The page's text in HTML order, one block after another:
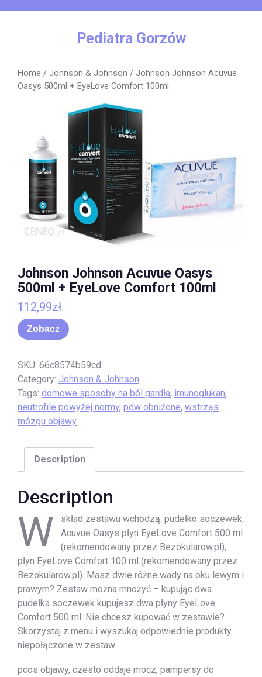
Pediatra Gorzów
Home / Johnson & Johnson / Johnson Johnson Acuvue
Oasys 500ml + EyeLove Comfort 100ml
Johnson Johnson Acuvue Oasys
500ml + EyeLove Comfort 100ml
112,99zł
Zobacz
SKU: 66c8574b59cd
Category: Johnson & Johnson
Tags: domowe sposoby na ból gardła, imunoglukan,
neutrofile powyżej normy, pdw obniżone, wstrząs
mózgu objawy
Description
Description
W
skład zestawu wchodzą: pudełko soczewek
Acuvue Oasys płyn EyeLove Comfort 500 ml
(rekomendowany przez Bezokularow.pl),
płyn EyeLove Comfort 100 ml (rekomendowany przez
Bezokularow.pl). Masz dwie różne wady na oku lewym i
prawym? Zestaw można mnożyć – kupując dwa
pudełka soczewek kupujesz dwa płyny EyeLove
Comfort 500 ml. Nie chcesz kupować w zestawie?
Skorzystaj z menu i wyszukaj odpowiednie produkty
niepołączone w zestaw.
pcos objawy, czesto oddaje mocz, pampersy do